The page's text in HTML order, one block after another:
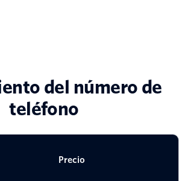
del número de
teléfono
Precio